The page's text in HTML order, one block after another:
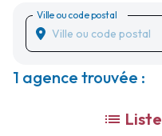
Ville ou code postal
1 agence trouvée :
Liste